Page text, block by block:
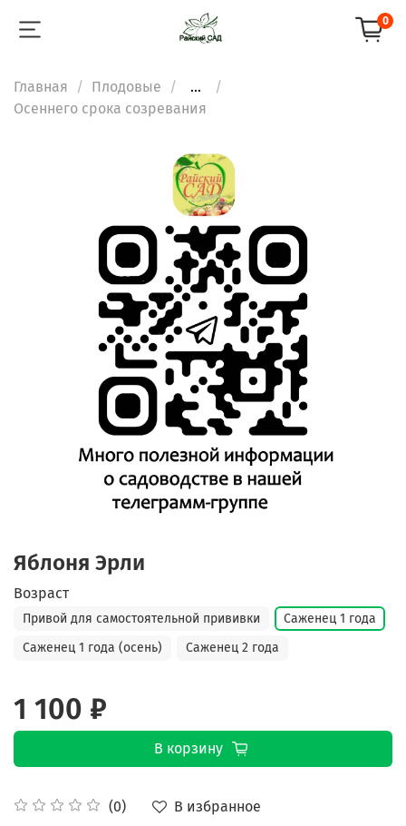
0
Главная Плодовые
...
Осеннего срока созревания
Яблоня Эрли
(0)
В избранное
Возраст
Привой для самостоятельной прививки
Саженец 1 года
Саженец 1 года (осень)
Саженец 2 года
1 100 ₽
В корзину